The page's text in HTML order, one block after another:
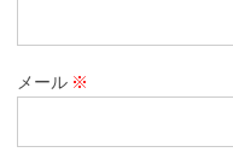
メール ※